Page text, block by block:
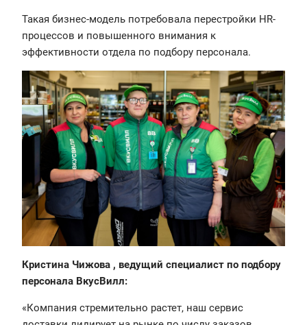
Такая бизнес-модель потребовала перестройки HR-
процессов и повышенного внимания к
эффективности отдела по подбору персонала.
Кристина Чижова , ведущий специалист по подбору
персонала ВкусВилл:
«Компания стремительно растет, наш сервис